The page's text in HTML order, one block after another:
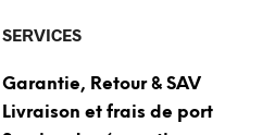
SERVICES
Garantie, Retour & SAV
Livraison et frais de port